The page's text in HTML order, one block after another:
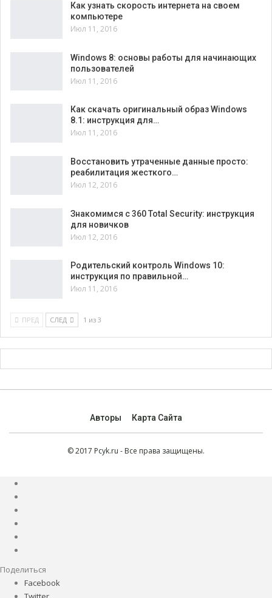
Как узнать скорость интернета на своем
компьютере
Июл 11, 2016
Windows 8: основы работы для начинающих
пользователей
Июл 11, 2016
Как скачать оригинальный образ Windows
8.1: инструкция для…
Июл 11, 2016
Восстановить утраченные данные просто:
реабилитация жесткого…
Июл 12, 2016
Знакомимся с 360 Total Security: инструкция
для новичков
Июл 12, 2016
Родительский контроль Windows 10:
инструкция по правильной…
Июл 11, 2016
ПРЕД СЛЕД 1 из 3
Авторы Карта Сайта
© 2017 Pcyk.ru - Все права защищены.
Поделиться
Facebook